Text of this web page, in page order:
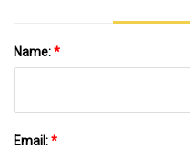
Name:*
Email:*